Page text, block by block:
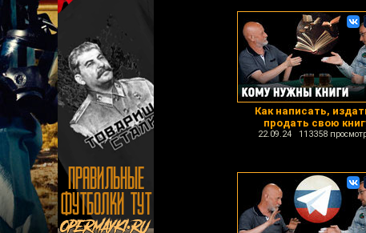
Как написать,
продать свою
22.09.24 113358